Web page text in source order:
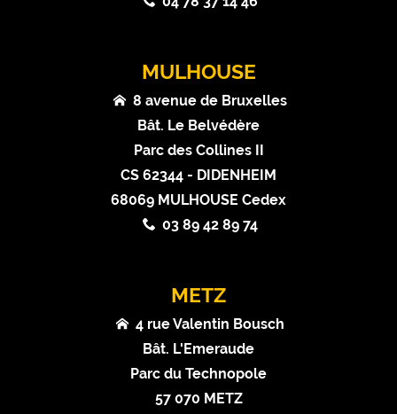
MULHOUSE
8 avenue de Bruxelles
Bât. Le Belvédère
Parc des Collines II
CS 62344 - DIDENHEIM
68069 MULHOUSE Cedex
03 89 42 89 74
METZ
4 rue Valentin Bousch
Bât. L'Emeraude
Parc du Technopole
57 070 METZ